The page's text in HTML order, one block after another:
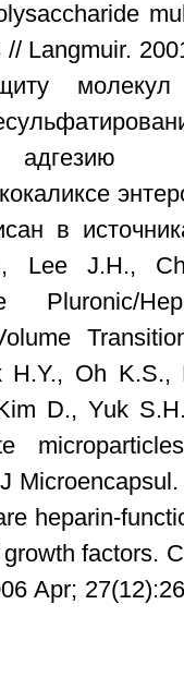
Langmuir.
молекул
в
Lee J.H.,
Pluronic/
H.Y., Oh
D., Yuk
heparin-
factors.
Apr;